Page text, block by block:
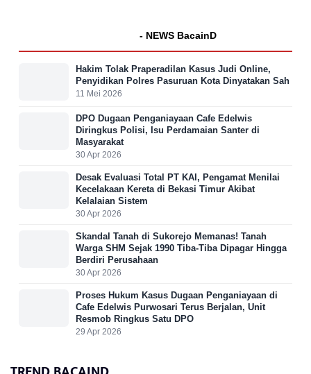
- NEWS BacainD
Hakim Tolak Praperadilan Kasus Judi Online,
Penyidikan Polres Pasuruan Kota Dinyatakan Sah
11 Mei 2026
DPO Dugaan Penganiayaan Cafe Edelwis
Diringkus Polisi, Isu Perdamaian Santer di
Masyarakat
30 Apr 2026
Desak Evaluasi Total PT KAI, Pengamat Menilai
Kecelakaan Kereta di Bekasi Timur Akibat
Kelalaian Sistem
30 Apr 2026
Skandal Tanah di Sukorejo Memanas! Tanah
Warga SHM Sejak 1990 Tiba-Tiba Dipagar Hingga
Berdiri Perusahaan
30 Apr 2026
Proses Hukum Kasus Dugaan Penganiayaan di
Cafe Edelwis Purwosari Terus Berjalan, Unit
Resmob Ringkus Satu DPO
29 Apr 2026